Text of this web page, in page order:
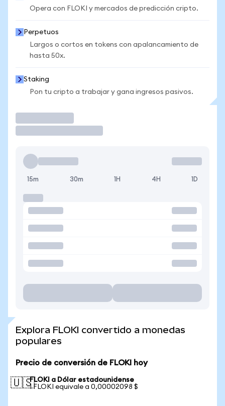
Opera con FLOKI y mercados de predicción cripto.
Perpetuos
Largos o cortos en tokens con apalancamiento de
hasta 50x.
Staking
Pon tu cripto a trabajar y gana ingresos pasivos.
15m 30m 1H 4H 1D
Explora FLOKI convertido a monedas
populares
Precio de conversión de FLOKI hoy
🇺🇸FLOKI a Dólar estadounidense
1 FLOKI equivale a 0,00002098 $